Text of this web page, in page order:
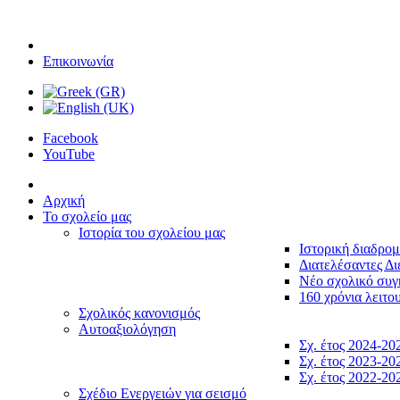
Επικοινωνία
Facebook
YouTube
Αρχική
Το σχολείο μας
Ιστορία του σχολείου μας
Ιστορική
Διατελέσαντες
Νέο σχολικό
160 χρόνια
Σχολικός κανονισμός
Αυτοαξιολόγηση
Σχ. έτος 2024-
Σχ. έτος 2023-
Σχ. έτος 2022-
Σχέδιο Ενεργειών για σεισμό